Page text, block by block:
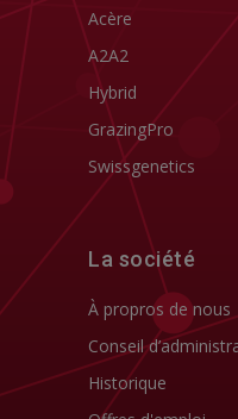
Acère
A2A2
Hybrid
GrazingPro
Swissgenetics
La société
À propros de nous
Conseil
Historique